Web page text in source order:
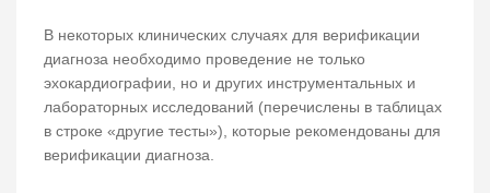
В некоторых клинических случаях для верификации
диагноза необходимо проведение не только
эхокардиографии, но и других инструментальных и
лабораторных исследований (перечислены в таблицах
в строке «другие тесты»), которые рекомендованы для
верификации диагноза.